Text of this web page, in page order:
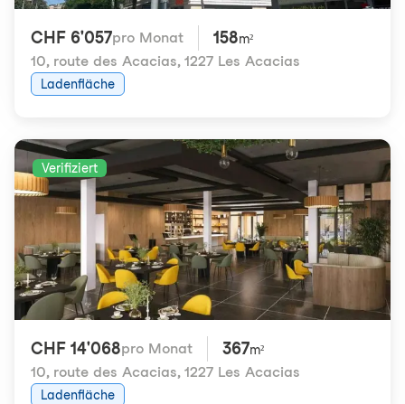
CHF 6'057pro Monat 158m²
10, route des Acacias, 1227 Les Acacias
Ladenfläche
Verifiziert
CHF 14'068pro Monat 367m²
10, route des Acacias, 1227 Les Acacias
Ladenfläche